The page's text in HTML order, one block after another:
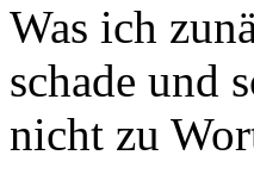
Was ich
schade und
nicht zu